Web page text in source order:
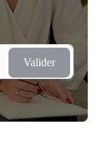
Valider